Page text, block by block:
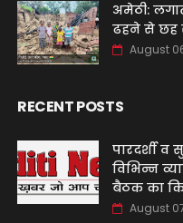
अमेठी:
ढहने से छह
August
RECENT POSTS
पारदर्शी
विभिन्न
बैठक का
August